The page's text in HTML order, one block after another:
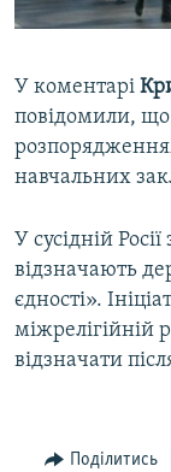
У коментарі
повідомили,
навчальних
У сусідній
відзначають
єдності».
міжрелігійній
відзначати
Поділитись